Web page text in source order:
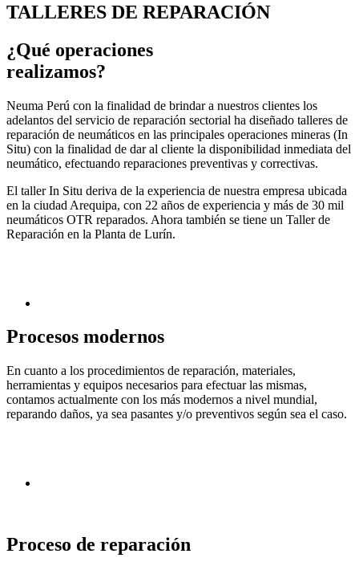
TALLERES DE REPARACIÓN
¿Qué operaciones
realizamos?
Neuma Perú con la finalidad de brindar a nuestros clientes los
adelantos del servicio de reparación sectorial ha diseñado talleres de
reparación de neumáticos en las principales operaciones mineras (In
Situ) con la finalidad de dar al cliente la disponibilidad inmediata del
neumático, efectuando reparaciones preventivas y correctivas.
El taller In Situ deriva de la experiencia de nuestra empresa ubicada
en la ciudad Arequipa, con 22 años de experiencia y más de 30 mil
neumáticos OTR reparados. Ahora también se tiene un Taller de
Reparación en la Planta de Lurín.
Procesos modernos
En cuanto a los procedimientos de reparación, materiales,
herramientas y equipos necesarios para efectuar las mismas,
contamos actualmente con los más modernos a nivel mundial,
reparando daños, ya sea pasantes y/o preventivos según sea el caso.
Proceso de reparación